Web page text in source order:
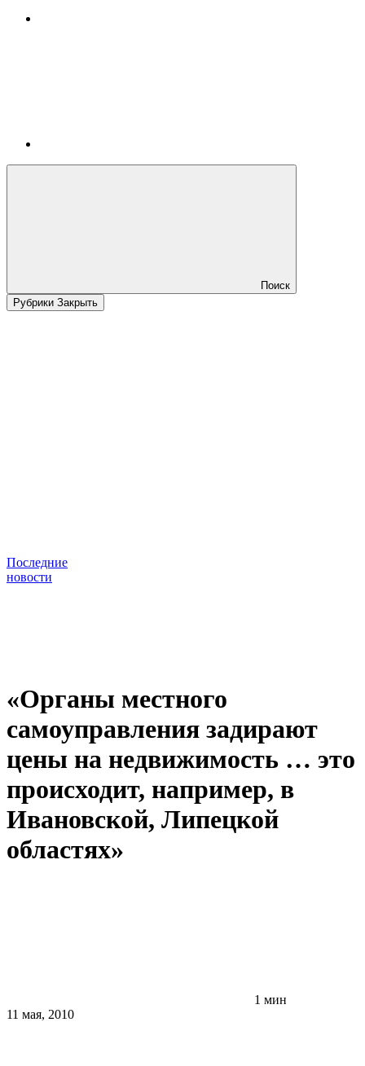
Поиск
Рубрики Закрыть
Последние
новости
«Органы местного
самоуправления задирают
цены на недвижимость … это
происходит, например, в
Ивановской, Липецкой
областях»
1 мин
11 мая, 2010